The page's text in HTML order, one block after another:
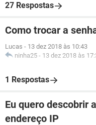
27 Respostas
Como trocar a
Lucas - 13 dez 2018 às 10:43
ninha25 - 13 dez 2018 às
1 Respostas
Eu quero descobrir
endereço IP